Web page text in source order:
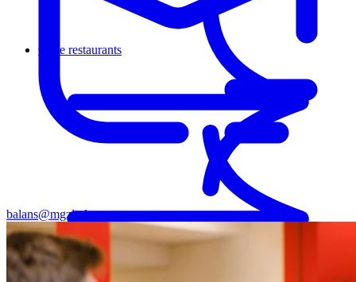
Mantelzorgondersteuning
Onze restaurants
balans@mgzl.nl